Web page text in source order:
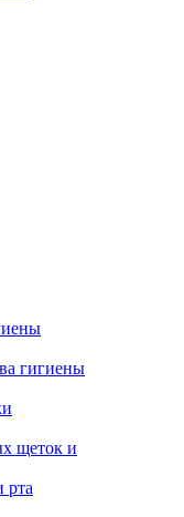
гигиены
щеток и
рта